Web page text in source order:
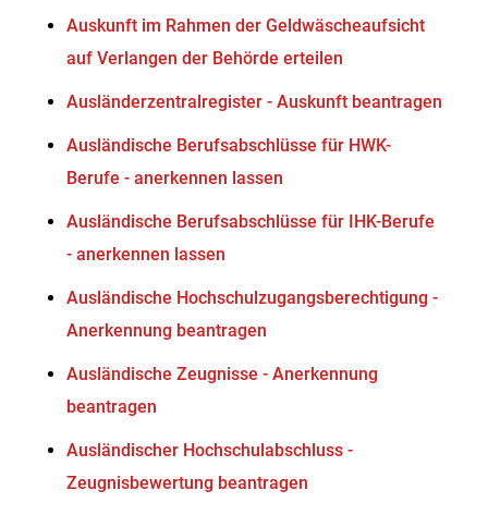
Auskunft im Rahmen der Geldwäscheaufsicht
auf Verlangen der Behörde erteilen
Ausländerzentralregister - Auskunft beantragen
Ausländische Berufsabschlüsse für HWK-
Berufe - anerkennen lassen
Ausländische Berufsabschlüsse für IHK-Berufe
- anerkennen lassen
Ausländische Hochschulzugangsberechtigung -
Anerkennung beantragen
Ausländische Zeugnisse - Anerkennung
beantragen
Ausländischer Hochschulabschluss -
Zeugnisbewertung beantragen